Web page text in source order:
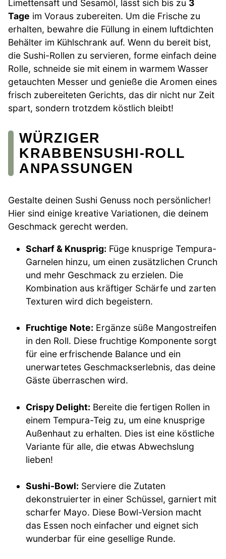
Limettensaft und Sesamöl, lässt sich bis zu 3
Tage im Voraus zubereiten. Um die Frische zu
erhalten, bewahre die Füllung in einem luftdichten
Behälter im Kühlschrank auf. Wenn du bereit bist,
die Sushi-Rollen zu servieren, forme einfach deine
Rolle, schneide sie mit einem in warmem Wasser
getauchten Messer und genieße die Aromen eines
frisch zubereiteten Gerichts, das dir nicht nur Zeit
spart, sondern trotzdem köstlich bleibt!
WÜRZIGER
KRABBENSUSHI-ROLL
ANPASSUNGEN
Gestalte deinen Sushi Genuss noch persönlicher!
Hier sind einige kreative Variationen, die deinem
Geschmack gerecht werden.
Scharf & Knusprig: Füge knusprige Tempura-
Garnelen hinzu, um einen zusätzlichen Crunch
und mehr Geschmack zu erzielen. Die
Kombination aus kräftiger Schärfe und zarten
Texturen wird dich begeistern.
Fruchtige Note: Ergänze süße Mangostreifen
in den Roll. Diese fruchtige Komponente sorgt
für eine erfrischende Balance und ein
unerwartetes Geschmackserlebnis, das deine
Gäste überraschen wird.
Crispy Delight: Bereite die fertigen Rollen in
einem Tempura-Teig zu, um eine knusprige
Außenhaut zu erhalten. Dies ist eine köstliche
Variante für alle, die etwas Abwechslung
lieben!
Sushi-Bowl: Serviere die Zutaten
dekonstruierter in einer Schüssel, garniert mit
scharfer Mayo. Diese Bowl-Version macht
das Essen noch einfacher und eignet sich
wunderbar für eine gesellige Runde.